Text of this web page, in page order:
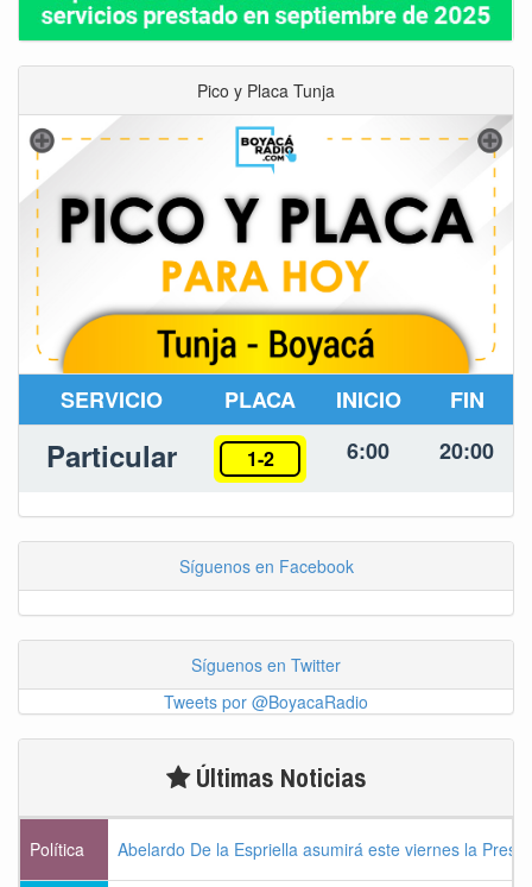
Pico y Placa Tunja
SERVICIO PLACA INICIO FIN
Particular 1-2 6:00 20:00
Síguenos en Facebook
Síguenos en Twitter
Tweets por @BoyacaRadio
Últimas Noticias
Política Abelardo De la Espriella asumirá este viernes la